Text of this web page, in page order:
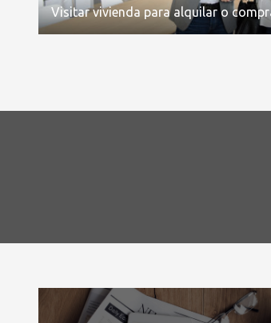
Visitar vivienda para alquilar o